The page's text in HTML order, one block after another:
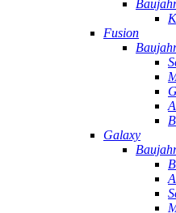
Fusion
Galaxy